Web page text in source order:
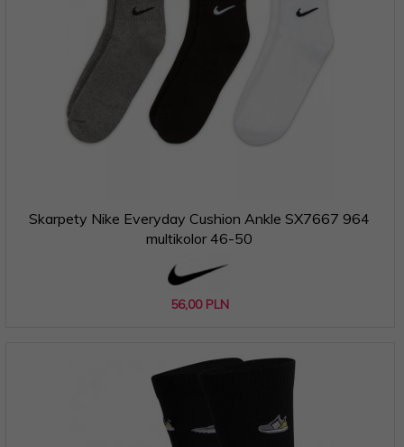
Skarpety Nike Everyday Cushion Ankle SX7667 964
multikolor 46-50
56,00 PLN